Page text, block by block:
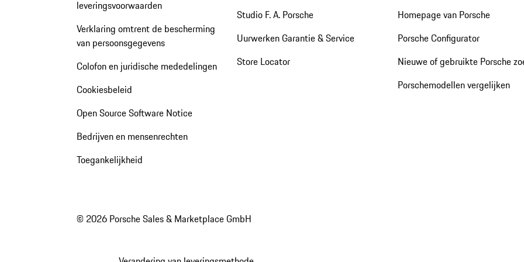
leveringsvoorwaarden
Verklaring omtrent de bescherming
van persoonsgegevens
Colofon en juridische mededelingen
Cookiesbeleid
Open Source Software Notice
Bedrijven en mensenrechten
Toegankelijkheid
Studio F. A. Porsche
Uurwerken Garantie & Service
Store Locator
Homepage van Porsche
Porsche Configurator
Nieuwe of gebruikte Porsche
Porschemodellen vergelijken
© 2026 Porsche Sales & Marketplace GmbH